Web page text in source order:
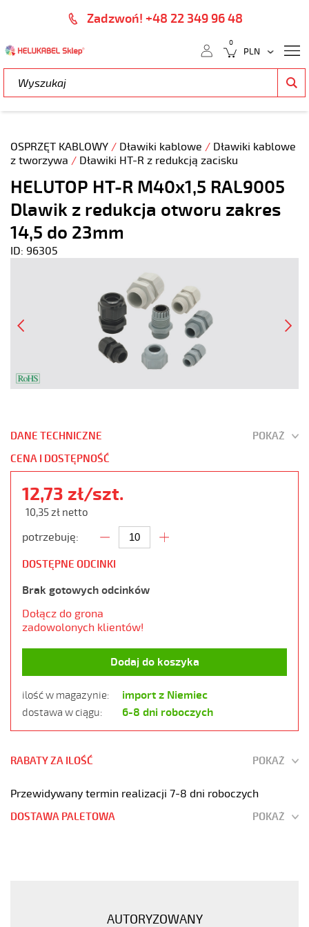
Zadzwoń! +48 22 349 96 48
0
OSPRZĘT KABLOWY / Dławiki kablowe / Dławiki kablowe
z tworzywa / Dławiki HT-R z redukcją zacisku
HELUTOP HT-R M40x1,5 RAL9005
Dlawik z redukcja otworu zakres
14,5 do 23mm
ID: 96305
DANE TECHNICZNE
POKAŻ
CENA I DOSTĘPNOŚĆ
12,73 zł/szt.
10,35 zł netto
potrzebuję:
DOSTĘPNE ODCINKI
Brak gotowych odcinków
Dołącz do grona
zadowolonych klientów!
Dodaj do koszyka
ilość w magazynie: import z Niemiec
dostawa w ciągu: 6-8 dni roboczych
RABATY ZA ILOŚĆ POKAŻ
Przewidywany termin realizacji 7-8 dni roboczych
DOSTAWA PALETOWA POKAŻ
AUTORYZOWANY